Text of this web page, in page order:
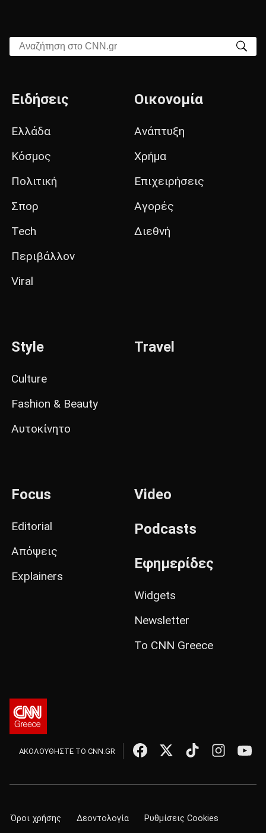
Αναζήτηση στο CNN.gr
Ειδήσεις
Ελλάδα
Κόσμος
Πολιτική
Σπορ
Tech
Περιβάλλον
Viral
Οικονομία
Ανάπτυξη
Χρήμα
Επιχειρήσεις
Αγορές
Διεθνή
Style
Culture
Fashion & Beauty
Αυτοκίνητο
Travel
Focus
Editorial
Απόψεις
Explainers
Video
Podcasts
Εφημερίδες
Widgets
Newsletter
Το CNN Greece
ΑΚΟΛΟΥΘΗΣΤΕ ΤΟ CNN.GR
Όροι χρήσης Δεοντολογία Ρυθμίσεις Cookies